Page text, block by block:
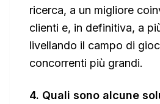
ricerca, a un migliore
clienti e, in definitiva, a
livellando il campo di
concorrenti più grandi.
4. Quali sono alcune